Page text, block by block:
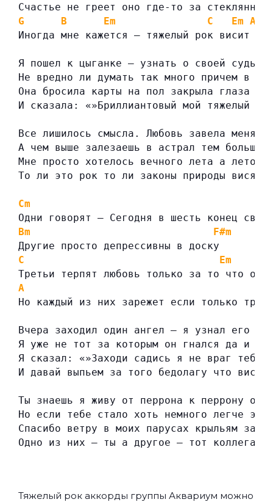
Счастье не греет оно где-то за стеклянной
G
B Em C Em Am
Иногда мне кажется — тяжелый рок висит
Я пошел к цыганке — узнать о своей
Не вредно ли думать так много причем в
Она бросила карты на пол закрыла глаза
И сказала: «»Бриллиантовый мой тяжелый
Все лишилось смысла. Любовь завела меня в
А чем выше залезаешь в астрал тем больше
Мне просто хотелось вечного лета а лето
То ли это рок то ли законы природы висят
Cm
Одни говорят — Сегодня в шесть конец
Bm
F#m
Другие просто депрессивны в доску
C
Em
Третьи терпят любовь только за то что
A
Но каждый из них зарежет если только
Вчера заходил один ангел — я узнал его по
Я уже не тот за которым он гнался да и
Я сказал: «»Заходи садись я не враг тебе
И давай выпьем за того бедолагу что висит
Ты знаешь я живу от перрона к перрону
Но если тебе стало хоть немного легче
Спасибо ветру в моих парусах крыльям за
Одно из них — ты а другое — тот коллега
Тяжелый рок аккорды группы Аквариум можно